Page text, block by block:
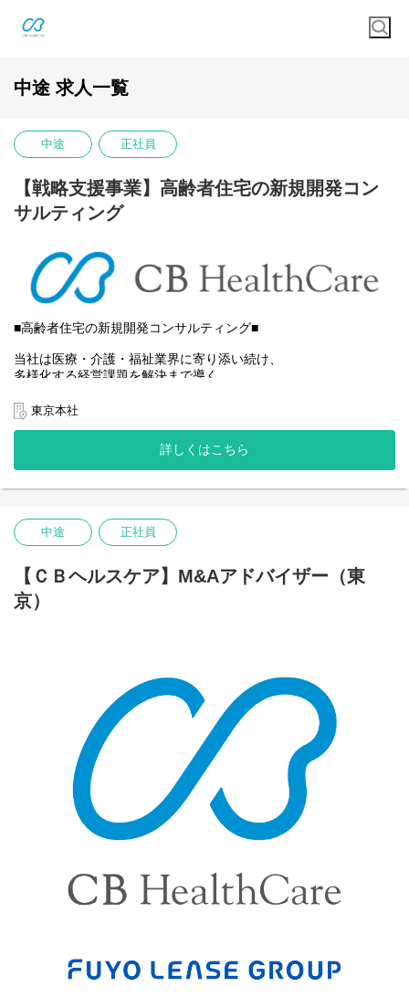
中途 求人一覧
中途 正社員
【戦略支援事業】高齢者住宅の新規開発コン
サルティング
■高齢者住宅の新規開発コンサルティング■
当社は医療・介護・福祉業界に寄り添い続け、
多様化する経営課題を解決まで導く
日本が超高齢化社会に突入する今、高齢者の住宅事業は、
日本の深刻な社会問題となっています。
当社が提唱する「年金収入で暮らせる高齢者向け住宅」を軸に、
各地の地域包括ケアシステムを作り上げてみませんか？
ない。
どのように市場を開拓をしていけばよいかわからない。
域ニーズに合った高齢者向け住宅の立上げ支援を行います。
立地選定・事業計画・資金調達・経営まで、一気通貫で支援する
コンサルティングポジションです。
※当社セミナー参加者やアライアンス先からの紹介者が主な対
■不動産会社等との折衝（土地開発）
■事業計画の作成
■資金調達のサポート
■人員計画の作成と実行サポート
■営業戦略の作成と実行サポート
■ドミナント展開の提案
■事業多角化の提案
・医療業界での新規開業支援の経験を活かして、コンサルタント
・単なる営業だけでなく、周辺事業の新規立ち上げから一貫して
関われる仕事がしたい！
お客様との打ち合わせや商談などに同行いただき、
ヒアリングや提案の方法を学んでいただきます。
東京本社
詳しくはこちら
中途 正社員
【ＣＢヘルスケア】M&Aアドバイザー（東
京）